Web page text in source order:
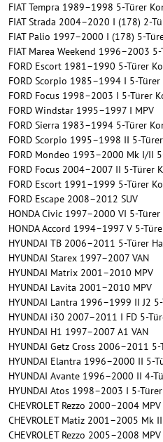
FIAT Tempra 1989–1998 5-Türer
FIAT Strada 2004–2020 I (178) 2-
FIAT Palio 1997–2000 I (178) 5-
FIAT Marea Weekend 1996–2003
FORD Escort 1981–1990 5-Türer
FORD Scorpio 1985–1994 I 5-Türer
FORD Focus 1998–2003 I 5-Türer
FORD Windstar 1995–1997 I MPV
FORD Sierra 1983–1994 5-Türer
FORD Scorpio 1995–1998 II 5-
FORD Mondeo 1993–2000 Mk I/II
FORD Focus 2004–2007 II 5-Türer
FORD Escort 1991–1999 5-Türer
FORD Escape 2008–2012 SUV
HONDA Civic 1997–2000 VI 5-
HONDA Accord 1994–1997 V 5-
HYUNDAI TB 2006–2011 5-Türer
HYUNDAI Starex 1997–2007 VAN
HYUNDAI Matrix 2001–2010 MPV
HYUNDAI Lavita 2001–2010 MPV
HYUNDAI Lantra 1996–1999 II J2
HYUNDAI i30 2007–2011 I FD 5-
HYUNDAI H1 1997–2007 A1 VAN
HYUNDAI Getz Cross 2006–2011
HYUNDAI Elantra 1996–2000 II 5-
HYUNDAI Avante 1996–2000 II 4-
HYUNDAI Atos 1998–2003 I 5-
CHEVROLET Rezzo 2000–2004 MPV
CHEVROLET Matiz 2001–2005 Mk
CHEVROLET Rezzo 2005–2008 MPV